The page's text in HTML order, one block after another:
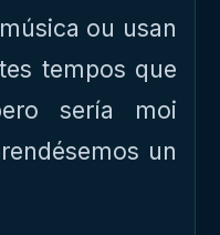
ou usan
tempos que
sería moi
un